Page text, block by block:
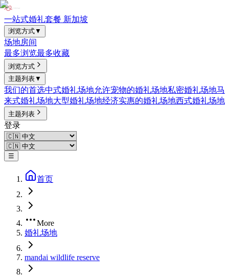
一站式婚礼套餐 新加坡
浏览方式▼
场地房间
最多浏览最多收藏
浏览方式
主题列表▼
我们的首选中式婚礼场地允许宠物的婚礼场地私密婚礼场地马
来式婚礼场地大型婚礼场地经济实惠的婚礼场地西式婚礼场地
主题列表
登录
☰
首页
More
婚礼场地
mandai wildlife reserve